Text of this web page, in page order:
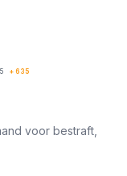
+ 635
voor bestraft,